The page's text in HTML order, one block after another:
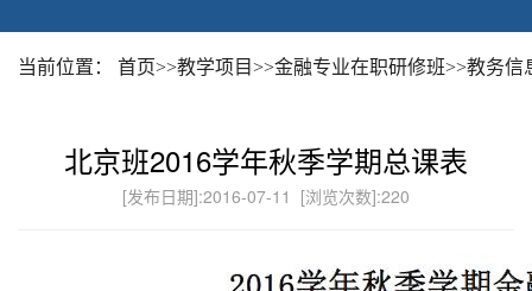
当前位置： 首页>>教学项目>>金融专业在职研修班>>教务信
北京班2016学年秋季学期总课表
[发布日期]:2016-07-11 [浏览次数]:220